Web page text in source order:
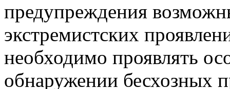
предупреждения
экстремистских
необходимо проявлять
обнаружении бесхозных